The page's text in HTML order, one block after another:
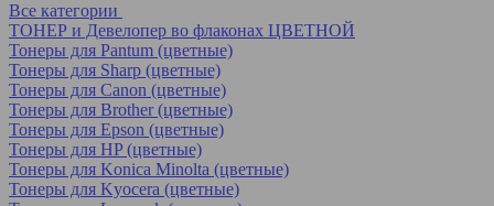
Все категории
ТОНЕР и Девелопер во флаконах ЦВЕТНОЙ
Тонеры для Pantum (цветные)
Тонеры для Sharp (цветные)
Тонеры для Canon (цветные)
Тонеры для Brother (цветные)
Тонеры для Epson (цветные)
Тонеры для HP (цветные)
Тонеры для Konica Minolta (цветные)
Тонеры для Kyocera (цветные)